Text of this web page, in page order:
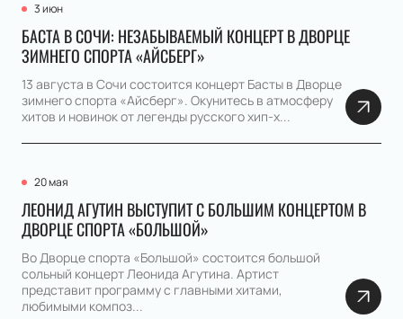
3 июн
БАСТА В СОЧИ: НЕЗАБЫВАЕМЫЙ КОНЦЕРТ В ДВОРЦЕ
ЗИМНЕГО СПОРТА «АЙСБЕРГ»
13 августа в Сочи состоится концерт Басты в Дворце
зимнего спорта «Айсберг». Окунитесь в атмосферу
хитов и новинок от легенды русского хип-х...
20 мая
ЛЕОНИД АГУТИН ВЫСТУПИТ С БОЛЬШИМ КОНЦЕРТОМ В
ДВОРЦЕ СПОРТА «БОЛЬШОЙ»
Во Дворце спорта «Большой» состоится большой
сольный концерт Леонида Агутина. Артист
представит программу с главными хитами,
любимыми композ...